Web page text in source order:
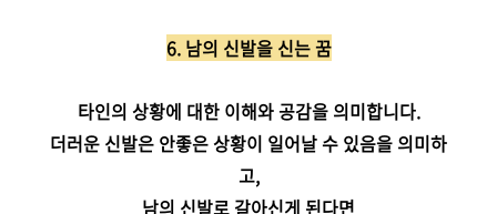
6. 남의 신발을 신는 꿈
타인의 상황에 대한 이해와 공감을 의미합니다.
더러운 신발은 안좋은 상황이 일어날 수 있음을 의미하
고,
남의 신발로 갈아신게 된다면